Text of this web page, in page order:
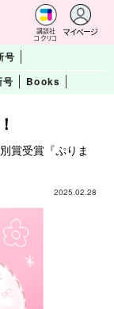
講談社
コクリコ
マイページ
号
号 Books
受賞『ぷりま
2025.02.28